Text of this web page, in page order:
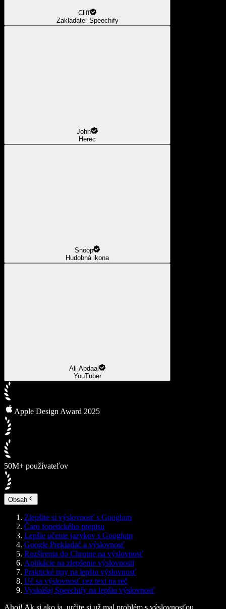
Cliff
Zakladateľ Speechify
John
Herec
Snoop
Hudobná ikona
Ali Abdaal
YouTuber
Apple Design Award 2025
50M+ používateľov
Obsah
Zlepšite si výslovnosť s Googlom
Čaro fonetického prepisu
Lepšie učenie jazykov s Googlom
Google Prekladač a výslovnosť
Rozšírenia do Chrome na výslovnosť
Aplikácie na zlepšenie výslovnosti
Praktické tipy na lepšiu výslovnosť
Uč sa výslovnosť cez text na reč
Vyskúšaj Speechify na lepšiu výslovnosť
Ahoj! Ak si ako ja, určite si už mal problém s výslovnosťou